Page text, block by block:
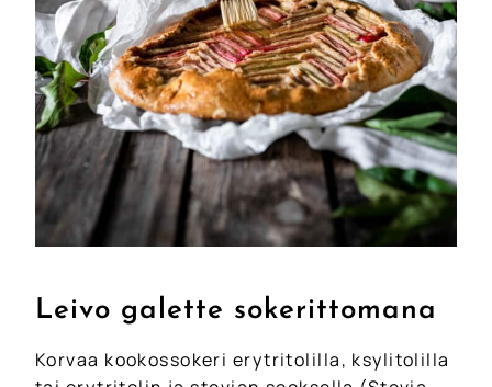
Leivo galette sokerittomana
Korvaa kookossokeri erytritolilla, ksylitolilla